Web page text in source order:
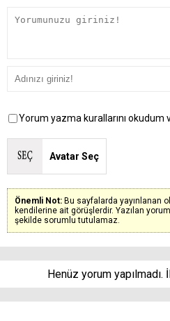
Yorum yazma kurallarını okudum
Avatar Seç
Önemli Not: Bu sayfalarda yayınlanan
kendilerine ait görüşlerdir. Yazılan
şekilde sorumlu tutulamaz.
Henüz yorum yapılmadı.